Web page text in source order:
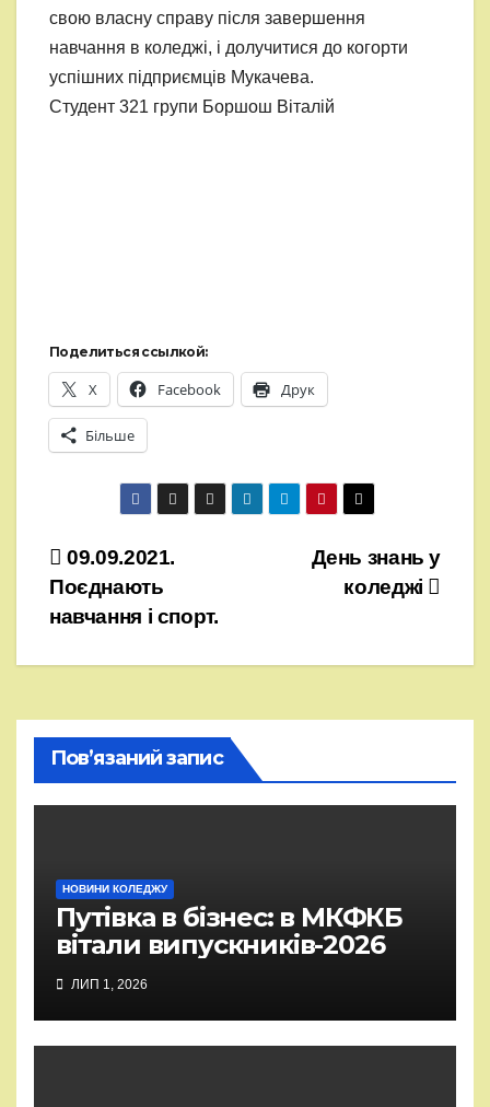
свою власну справу після завершення
навчання в коледжі, і долучитися до когорти
успішних підприємців Мукачева.
Студент 321 групи Боршош Віталій
Поделиться ссылкой:
X Facebook Друк
Більше
Навігація
записів
День знань у
коледжі
09.09.2021.
Поєднають
навчання і спорт.
Пов’язаний запис
НОВИНИ КОЛЕДЖУ
Путівка в бізнес: в МКФКБ
вітали випускників-2026
ЛИП 1, 2026